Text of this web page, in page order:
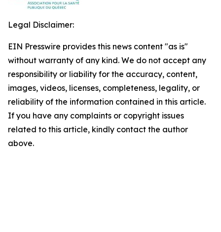
Legal Disclaimer:
EIN Presswire provides this news content "as is"
without warranty of any kind. We do not accept any
responsibility or liability for the accuracy, content,
images, videos, licenses, completeness, legality, or
reliability of the information contained in this article.
If you have any complaints or copyright issues
related to this article, kindly contact the author
above.